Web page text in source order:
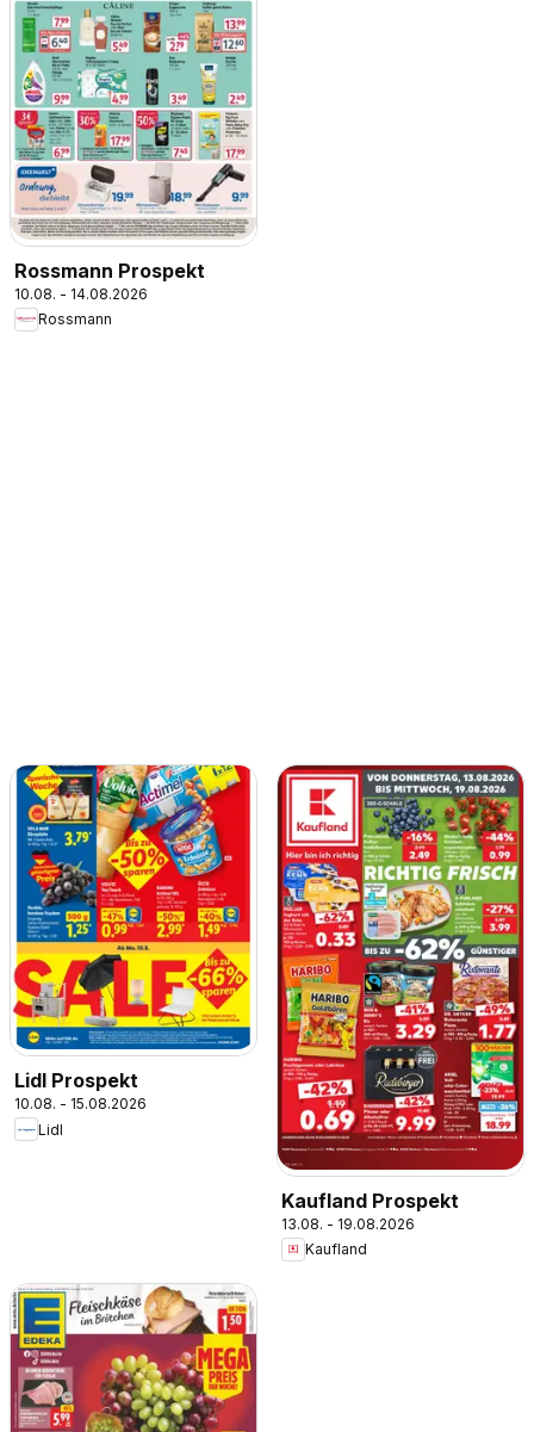
Rossmann Prospekt
10.08. - 14.08.2026
Rossmann
Lidl Prospekt
10.08. - 15.08.2026
Lidl
Kaufland Prospekt
13.08. - 19.08.2026
Kaufland